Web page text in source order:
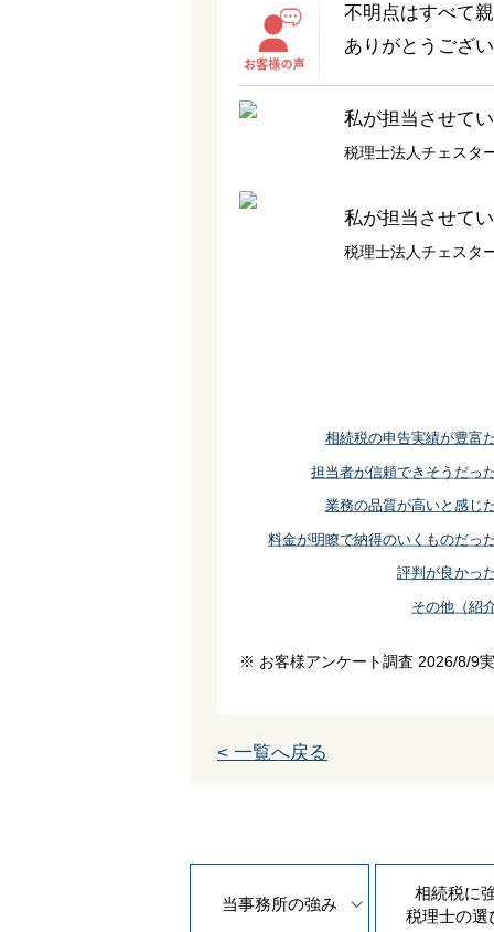
不明点はすべて
ありがとうござ
私が担当させて
税理士法人チェスタ
私が担当させて
税理士法人チェスタ
相続税の申告実績が豊富
担当者が信頼できそうだっ
業務の品質が高いと感じ
料金が明瞭で納得のいくものだっ
評判が良かっ
その他（紹
※ お客様アンケート調査 2026/8/9
< 一覧へ戻る
当事務所の強み
相続税に
税理士の選